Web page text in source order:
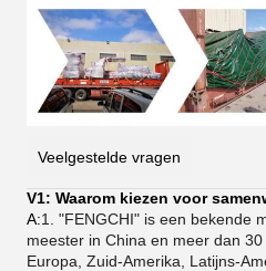
Veelgestelde vragen
V1: Waarom kiezen voor
A:1. "FENGCHI" is een bekende
meester in China en meer dan 30
Europa, Zuid-Amerika, Latijns-